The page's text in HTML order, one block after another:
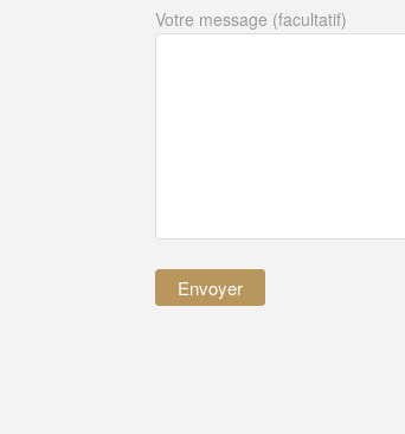
Votre message (facultatif)